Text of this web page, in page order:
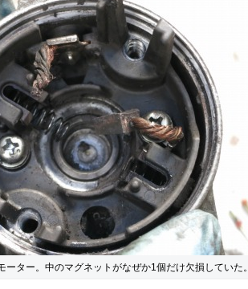
ーター。中のマグネットがなぜか1個だけ欠損していた。